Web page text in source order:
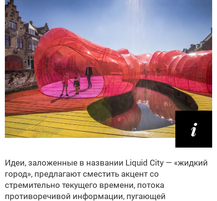
Идеи, заложенные в названии Liquid City — «жидкий
город», предлагают сместить акцент со
стремительно текущего времени, потока
противоречивой информации, пугающей